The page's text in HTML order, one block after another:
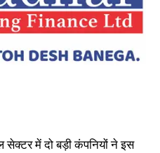
में दो बड़ी कंपनियों ने इस